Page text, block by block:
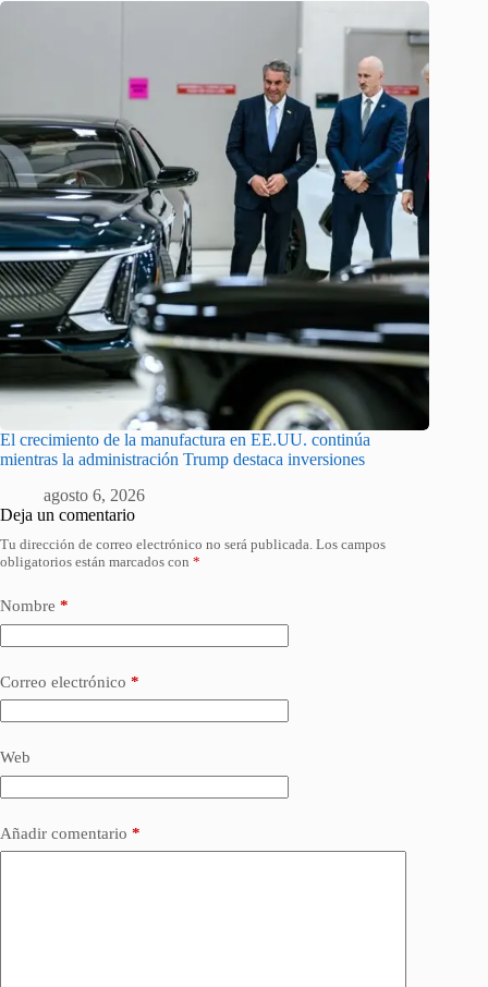
El crecimiento de la manufactura en EE.UU. continúa
mientras la administración Trump destaca inversiones
agosto 6, 2026
Deja un comentario
Tu dirección de correo electrónico no será publicada. Los campos
obligatorios están marcados con *
Nombre *
Correo electrónico *
Web
Añadir comentario *